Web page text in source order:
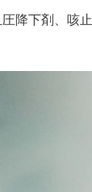
降下剤、咳止